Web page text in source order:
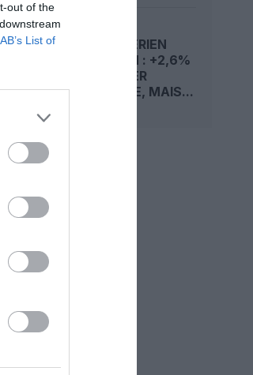
out of the
List of
TRAFIC AÉRIEN
EUROPÉEN : +2,6%
AU PREMIER
SEMESTRE, MAIS...